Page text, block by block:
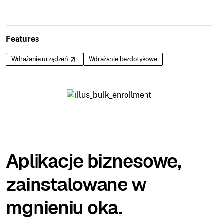
Features
Wdrażanie urządzeń Wdrażanie bezdotykowe
Aplikacje biznesowe,
zainstalowane w
mgnieniu oka.